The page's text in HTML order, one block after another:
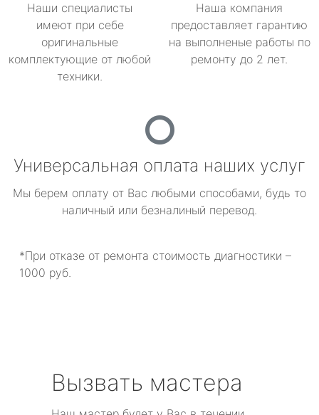
Наши специалисты
имеют при себе
оригинальные
комплектующие от любой
техники.
Наша компания
предоставляет гарантию
на выполненые работы по
ремонту до 2 лет.
Универсальная оплата наших услуг
Мы берем оплату от Вас любыми способами, будь то
наличный или безналиный перевод.
*При отказе от ремонта стоимость диагностики –
1000 руб.
Вызвать мастера